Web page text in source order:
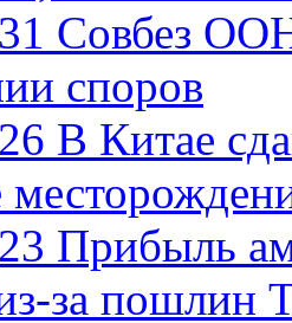
Совбез
споров
В Китае
Прибыль
за пошлин